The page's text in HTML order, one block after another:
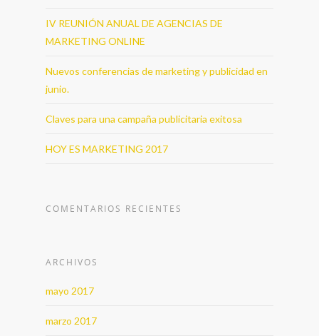
IV REUNIÓN ANUAL DE AGENCIAS DE
MARKETING ONLINE
Nuevos conferencias de marketing y publicidad en
junio.
Claves para una campaña publicitaria exitosa
HOY ES MARKETING 2017
COMENTARIOS RECIENTES
ARCHIVOS
mayo 2017
marzo 2017